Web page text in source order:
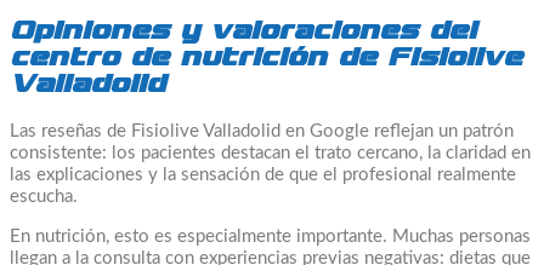
Opiniones y valoraciones del
centro de nutrición de Fisiolive
Valladolid
Las reseñas de Fisiolive Valladolid en Google reflejan un patrón
consistente: los pacientes destacan el trato cercano, la claridad en
las explicaciones y la sensación de que el profesional realmente
escucha.
En nutrición, esto es especialmente importante. Muchas personas
llegan a la consulta con experiencias previas negativas: dietas que